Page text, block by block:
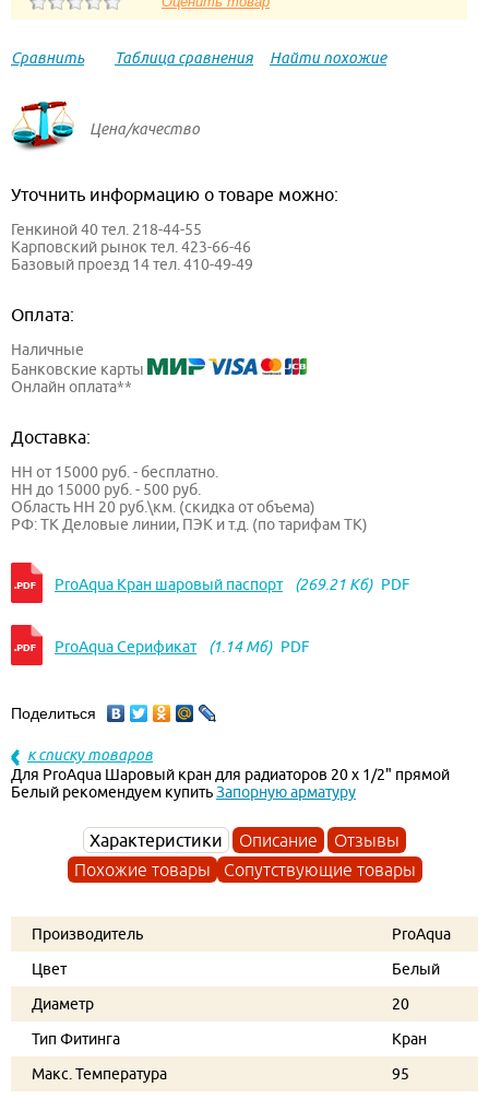
Сравнить Таблица сравнения Найти похожие
Цена/качество
Уточнить информацию о товаре можно:
Генкиной 40 тел. 218-44-55
Карповский рынок тел. 423-66-46
Базовый проезд 14 тел. 410-49-49
Оплата:
Наличные
Банковские карты
Онлайн оплата**
Доставка:
НН от 15000 руб. - бесплатно.
НН до 15000 руб. - 500 руб.
Область НН 20 руб.\км. (скидка от объема)
РФ: ТК Деловые линии, ПЭК и т.д. (по тарифам ТК)
ProAqua Кран шаровый паспорт (269.21 Кб) PDF
ProAqua Серификат (1.14 Мб) PDF
Поделиться
к списку товаров
Для ProAqua Шаровый кран для радиаторов 20 х 1/2" прямой
Белый рекомендуем купитьЗапорную арматуру
Характеристики Описание
Отзывы
Похожие товары
Сопутствующие товары
Производитель
ProAqua
Цвет
Белый
Диаметр
20
Тип Фитинга
Кран
Макс. Температура
95